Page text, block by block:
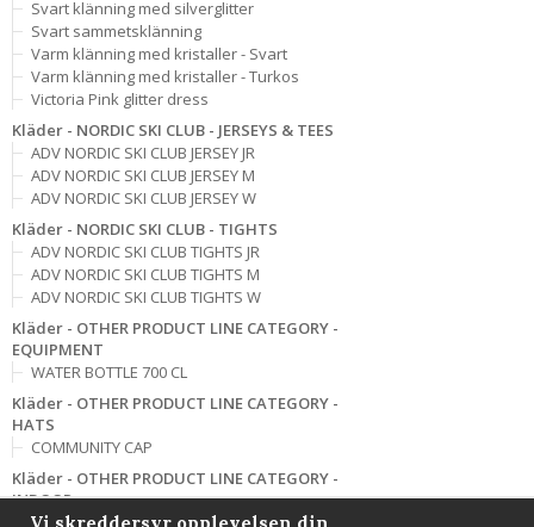
Svart klänning med silverglitter
Svart sammetsklänning
Varm klänning med kristaller - Svart
Varm klänning med kristaller - Turkos
Victoria Pink glitter dress
Kläder - NORDIC SKI CLUB - JERSEYS & TEES
ADV NORDIC SKI CLUB JERSEY JR
ADV NORDIC SKI CLUB JERSEY M
ADV NORDIC SKI CLUB JERSEY W
Kläder - NORDIC SKI CLUB - TIGHTS
ADV NORDIC SKI CLUB TIGHTS JR
ADV NORDIC SKI CLUB TIGHTS M
ADV NORDIC SKI CLUB TIGHTS W
Kläder - OTHER PRODUCT LINE CATEGORY -
EQUIPMENT
WATER BOTTLE 700 CL
Kläder - OTHER PRODUCT LINE CATEGORY -
HATS
COMMUNITY CAP
Kläder - OTHER PRODUCT LINE CATEGORY -
INDOOR
SHOWER SLIP IN